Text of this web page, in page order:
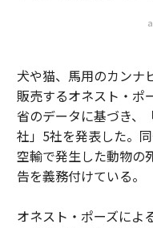
犬や猫、馬用のカンナ
販売するオネスト・ポ
省のデータに基づき、
社」5社を発表した。
空輸で発生した動物の
告を義務付けている。
オネスト・ポーズによ